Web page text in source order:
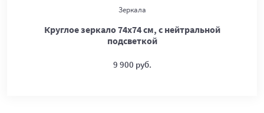
Зеркала
Круглое зеркало 74х74 см, с нейтральной
подсветкой
9 900 руб.